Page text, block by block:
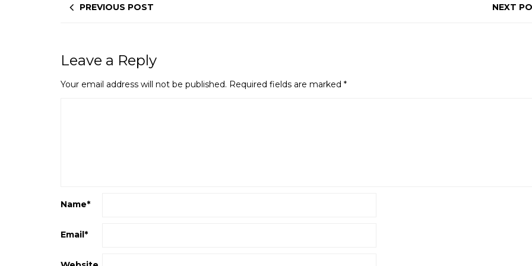
PREVIOUS POST NEXT
Leave a Reply
Your email address will not be published. Required fields are marked *
Name*
Email*